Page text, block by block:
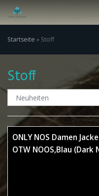
main
Startseite » Stoff
Stoff
ONLY NOS Damen
OTW NOOS,Blau (Dark